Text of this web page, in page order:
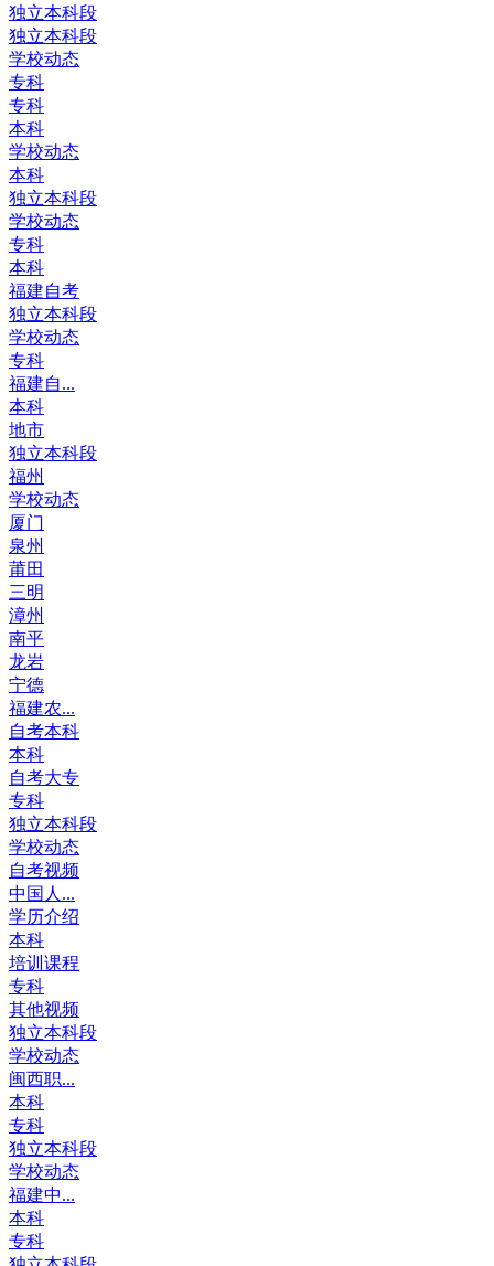
独立本科段
独立本科段
学校动态
专科
专科
本科
学校动态
本科
独立本科段
学校动态
专科
本科
福建自考
独立本科段
学校动态
专科
福建自...
本科
地市
独立本科段
福州
学校动态
厦门
泉州
莆田
三明
漳州
南平
龙岩
宁德
福建农...
自考本科
本科
自考大专
专科
独立本科段
学校动态
自考视频
中国人...
学历介绍
本科
培训课程
专科
其他视频
独立本科段
学校动态
闽西职...
本科
专科
独立本科段
学校动态
福建中...
本科
专科